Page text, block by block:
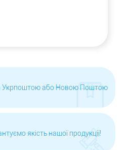
Укрпоштою або Новою Поштою
якість нашої продукції!